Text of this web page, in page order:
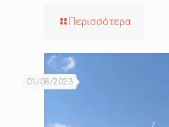
Περισσότερα
01/08/2023